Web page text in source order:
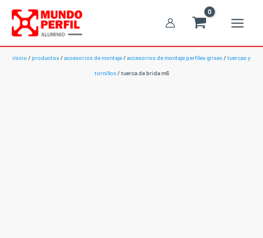
contenido
inicio /productos/accesorios de montaje/accesorios de montaje perfiles grises/tuercas y
tornillos/ tuerca de brida m6